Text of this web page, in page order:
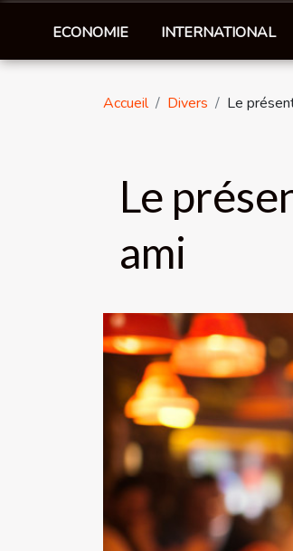
ECONOMIE INTERNATIONAL
Accueil Divers Le
Le
ami